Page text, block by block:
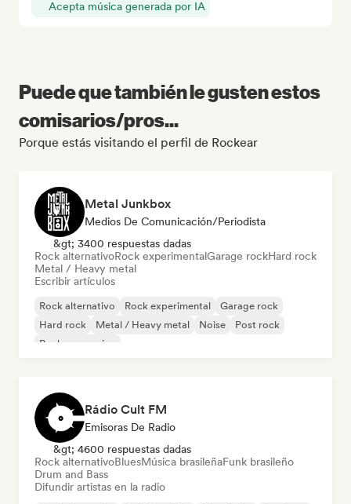
Acepta música generada por IA
Puede que también le gusten estos
comisarios/pros...
Porque estás visitando el perfil de Rockear
Metal Junkbox
Medios De Comunicación/Periodista
&gt; 3400 respuestas dadas
Rock alternativoRock experimentalGarage rockHard rock
Metal / Heavy metal
Escribir artículos
Rock alternativo Rock experimental
Garage rock
Hard rock
Metal / Heavy metal Noise
Post rock
Rock progresivo
Rádio Cult FM
Emisoras De Radio
&gt; 4600 respuestas dadas
Rock alternativoBluesMúsica brasileñaFunk brasileño
Drum and Bass
Difundir artistas en la radio